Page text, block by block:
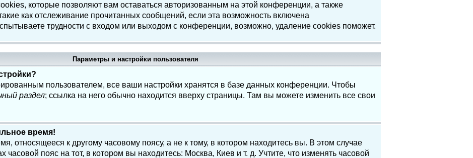
которые позволяют вам оставаться авторизованным на этой конференции, а также
как отслеживание прочитанных сообщений, если эта возможность включена
трудности с входом или выходом с конференции, возможно, удаление cookies поможет.
Параметры и настройки пользователя
пользователем, все ваши настройки хранятся в базе данных конференции. Чтобы
раздел; ссылка на него обычно находится вверху страницы. Там вы можете изменить все свои
время!
относящееся к другому часовому поясу, а не к тому, в котором находитесь вы. В этом случае
часовой пояс на тот, в котором вы находитесь: Москва, Киев и т. д. Учтите, что изменять часовой